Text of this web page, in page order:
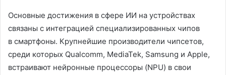
Основные достижения в сфере ИИ на устройствах
связаны с интеграцией специализированных чипов
в смартфоны. Крупнейшие производители чипсетов,
среди которых Qualcomm, MediaTek, Samsung и Apple,
встраивают нейронные процессоры (NPU) в свои